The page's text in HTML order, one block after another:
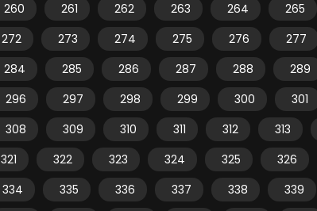
260
261 262 263 264 265
272
273 274 275 276 277
284
285 286 287 288 289
296
297 298 299 300 301
308
309 310 311 312 313
321
322 323 324 325 326
334
335 336 337 338 339